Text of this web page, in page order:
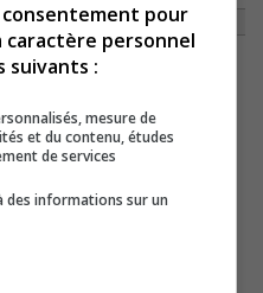
consentement pour
caractère personnel
suivants :
mesure de
et du contenu, études
de services
des informations sur un